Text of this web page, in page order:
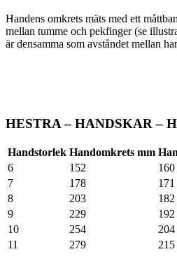
Handens omkrets mäts med ett
mellan tumme och pekfinger (se
är densamma som avståndet mellan
HESTRA – HANDSKAR –
Handstorlek Handomkrets mm
6
152
160
7
178
171
8
203
182
9
229
192
10
254
204
11
279 215